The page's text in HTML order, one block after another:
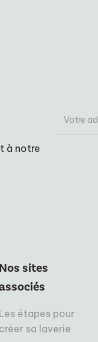
à notre
Nos sites
Les étapes pour
créer sa laverie